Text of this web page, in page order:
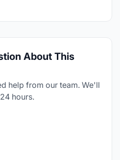
About This
help from our team. We'll
hours.